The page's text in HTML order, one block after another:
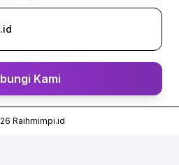
Kami
Raihmimpi.id